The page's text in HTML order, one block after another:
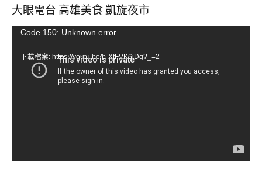
大眼電台 高雄美食 凱旋夜市
視Code 150: Unknown error.
下載檔案: https://youtu.be/b-XfFVK6jDg?_=2